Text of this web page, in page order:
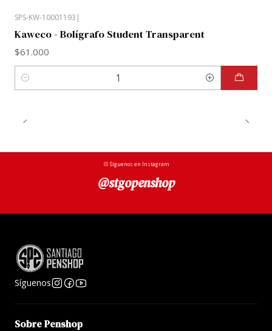
SPS-KW-10001193 |
Kaweco - Bolígrafo Student Transparent
$61.000
Cantidad
Síguenos en Instagram
@stgopenshop
Síguenos
Sobre Penshop